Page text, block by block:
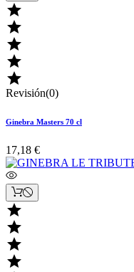





Revisión(0)
Ginebra Masters 70 cl
17,18 €



